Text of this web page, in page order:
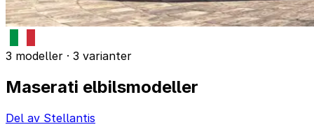
3 modeller · 3 varianter
Maserati elbilsmodeller
Del av Stellantis